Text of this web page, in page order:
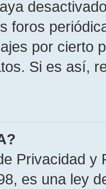
foros
por cierto
Si es así,
Privacidad
es una ley